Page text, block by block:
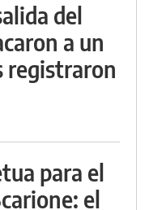
del
a un
registraron
para el
el